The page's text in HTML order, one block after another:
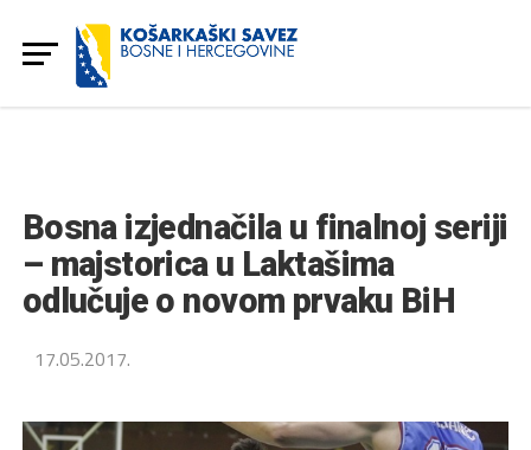
Bosna izjednačila u finalnoj seriji
– majstorica u Laktašima
odlučuje o novom prvaku BiH
17.05.2017.